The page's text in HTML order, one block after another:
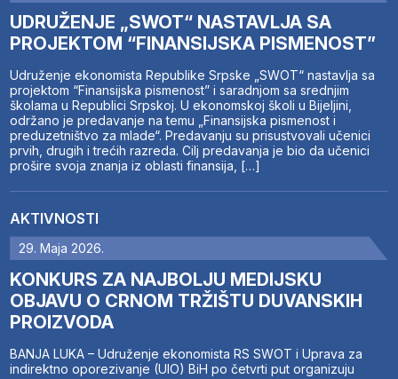
UDRUŽENJE „SWOT“ NASTAVLJA SA
PROJEKTOM “FINANSIJSKA PISMENOST”
Udruženje ekonomista Republike Srpske „SWOT“ nastavlja sa
projektom “Finansijska pismenost” i saradnjom sa srednjim
školama u Republici Srpskoj. U ekonomskoj školi u Bijeljini,
održano je predavanje na temu „Finansijska pismenost i
preduzetništvo za mlade“. Predavanju su prisustvovali učenici
prvih, drugih i trećih razreda. Cilj predavanja je bio da učenici
prošire svoja znanja iz oblasti finansija, […]
AKTIVNOSTI
29. Maja 2026.
KONKURS ZA NAJBOLJU MEDIJSKU
OBJAVU O CRNOM TRŽIŠTU DUVANSKIH
PROIZVODA
BANJA LUKA – Udruženje ekonomista RS SWOT i Uprava za
indirektno oporezivanje (UIO) BiH po četvrti put organizuju